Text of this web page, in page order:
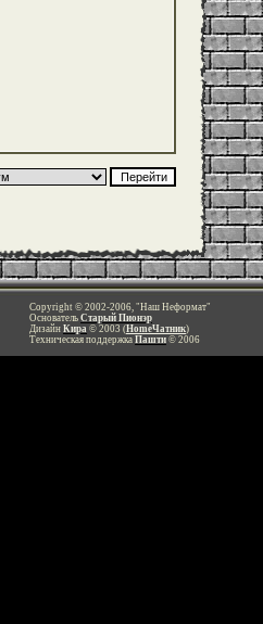
Copyright © 2002-2006, "Наш Неформат"
Основатель Старый Пионэр
Дизайн Кира © 2003 (HomeЧатник)
Техническая поддержка Пашти © 2006